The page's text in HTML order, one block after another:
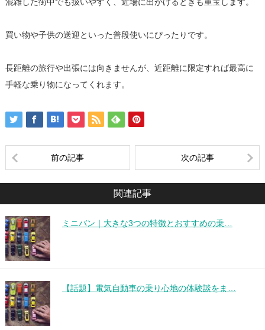
買い物や子供の送迎といった普段使いにぴったりです。
長距離の旅行や出張には向きませんが、近距離に限定すれば最高に
手軽な乗り物になってくれます。
前の記事 次の記事
関連記事
ミニバン｜大きな3つの特徴とおすすめの乗…
【話題】電気自動車の乗り心地の体験談をま…